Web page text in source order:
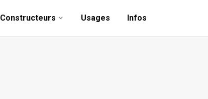
Constructeurs Usages Infos